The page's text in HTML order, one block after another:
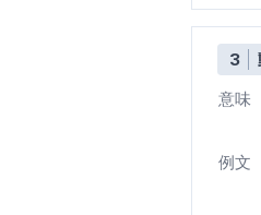
3
意味
例文